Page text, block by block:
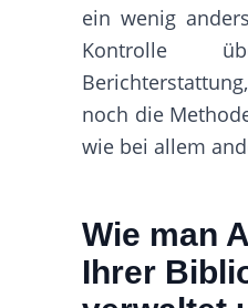
ein wenig
Kontrolle
noch die
wie bei allem
Wie man
Ihrer